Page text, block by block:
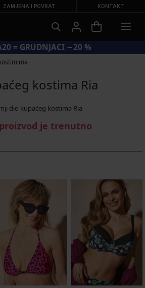
ZAMJENA I POVRAT KONTAKT
= GRUDNJACI −20 %
kostima Ria
je trenutno